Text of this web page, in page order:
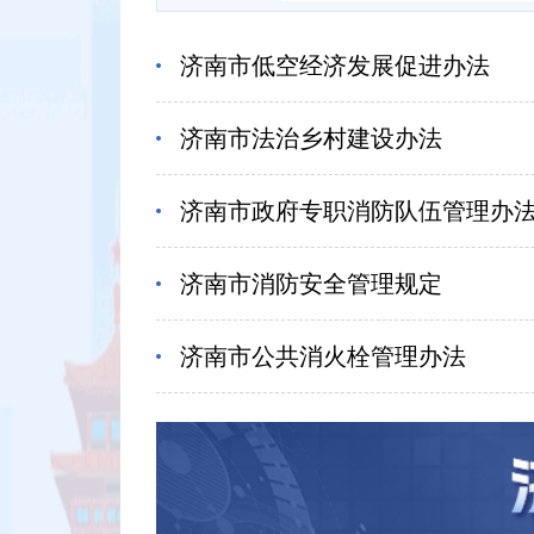
济南市低空经济发展促进办法
济南市法治乡村建设办法
济南市政府专职消防队伍管理办
济南市消防安全管理规定
济南市公共消火栓管理办法